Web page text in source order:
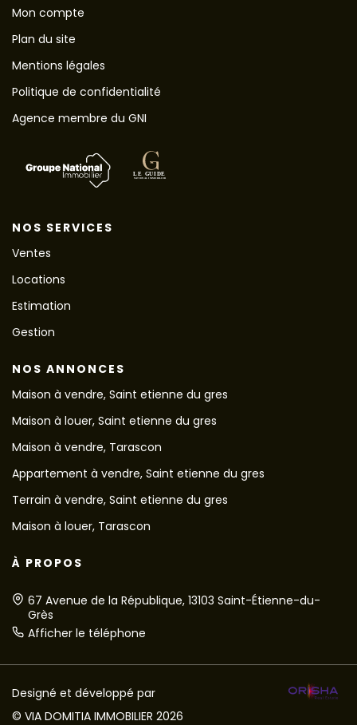
Mon compte
Plan du site
Mentions légales
Politique de confidentialité
Agence membre du GNI
NOS SERVICES
Ventes
Locations
Estimation
Gestion
NOS ANNONCES
Maison à vendre, Saint etienne du gres
Maison à louer, Saint etienne du gres
Maison à vendre, Tarascon
Appartement à vendre, Saint etienne du gres
Terrain à vendre, Saint etienne du gres
Maison à louer, Tarascon
À PROPOS
67 Avenue de la République, 13103 Saint-Étienne-du-
Grès
Afficher le téléphone
Designé et développé par
© VIA DOMITIA IMMOBILIER 2026